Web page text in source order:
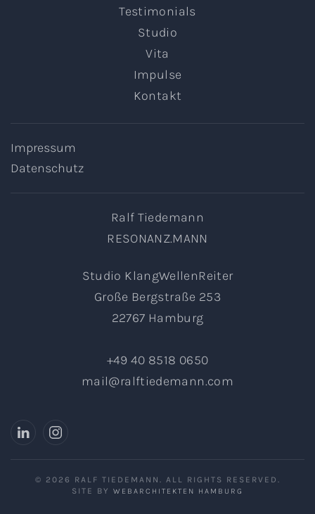
Testimonials
Studio
Vita
Impulse
Kontakt
Impressum
Datenschutz
Ralf Tiedemann
RESONANZ.MANN
Studio KlangWellenReiter
Große Bergstraße 253
22767 Hamburg
+49 40 8518 0650
mail@ralftiedemann.com
© 2026
RALF TIEDEMANN. ALL RIGHTS RESERVED.
SITE BY WEBARCHITEKTEN HAMBURG